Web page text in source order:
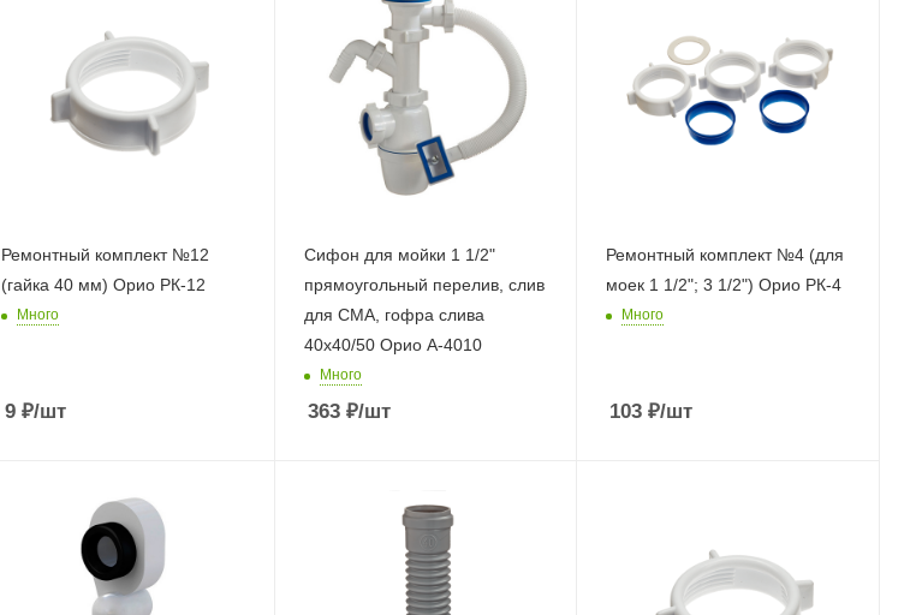
Ремонтный комплект №12
(гайка 40 мм) Орио РК-12
Много
9₽/шт
Сифон для мойки 1 1/2"
прямоугольный перелив, слив
для СМА, гофра слива
40х40/50 Орио А-4010
Много
363₽/шт
Ремонтный комплект №4 (для
моек 1 1/2"; 3 1/2") Орио РК-4
Много
103 ₽/шт